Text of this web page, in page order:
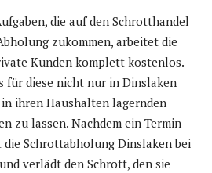
die auf den Schrotthandel
zukommen, arbeitet die
Kunden komplett kostenlos.
für diese nicht nur in Dinslaken
ihren Haushalten lagernden
zu lassen. Nachdem ein Termin
Schrottabholung Dinslaken bei
verlädt den Schrott, den sie